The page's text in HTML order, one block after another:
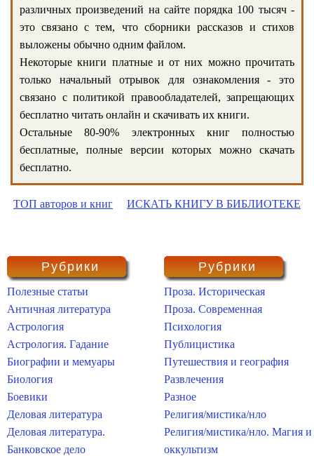
различных произведений на сайте порядка 100 тысяч -
это связано с тем, что сборники рассказов и стихов
выложены обычно одним файлом.
Некоторые книги платные и от них можно прочитать
только начальный отрывок для ознакомления - это
связано с политикой правообладателей, запрещающих
бесплатно читать онлайн и скачивать их книги.
Остальные 80-90% электронных книг полностью
бесплатные, полные версии которых можно скачать
бесплатно.
ТОП авторов и книг ИСКАТЬ КНИГУ В БИБЛИОТЕКЕ
Рубрики
Полезные статьи
Античная литература
Астрология
Астрология. Гадание
Биографии и мемуары
Биология
Боевики
Деловая литература
Деловая литература.
Банковское дело
Рубрики
Проза. Историческая
Проза. Современная
Психология
Публицистика
Путешествия и география
Развлечения
Разное
Религия/мистика/нло
Религия/мистика/нло. Магия и
оккультизм